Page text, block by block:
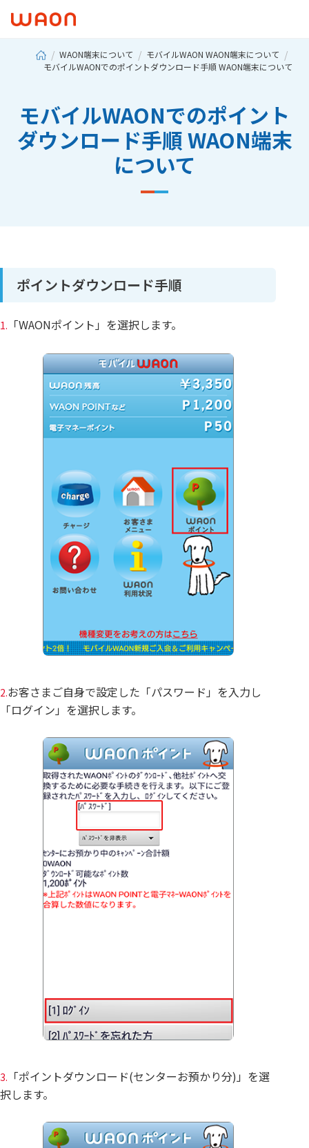
WAON端末について
モバイルWAON WAON端末について
モバイルWAONでのポイントダウンロード手順 WAON端末について
モバイルWAONでのポイント
ダウンロード手順 WAON端末
について
ポイントダウンロード手順
1. 「WAONポイント」を選択します。
2.お客さまご自身で設定した「パスワード」を入力し
「ログイン」を選択します。
3. 「ポイントダウンロード(センターお預かり分)」を選
択します。